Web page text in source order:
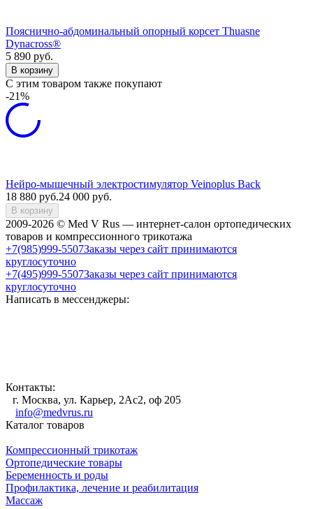
Пояснично-абдоминальный опорный корсет Thuasne
Dynacross®
5 890 руб.
В корзину
C этим товаром также покупают
-21%
Нейро-мышечный электростимулятор Veinoplus Back
18 880 руб.24 000 руб.
В корзину
2009-2026 © Med V Rus — интернет-салон ортопедических
товаров и компрессионного трикотажа
+7(985)999-5507Заказы через сайт принимаются
круглосуточно
+7(495)999-5507Заказы через сайт принимаются
круглосуточно
Написать в мессенджеры:
Контакты:
г. Москва, ул. Карьер, 2Ас2, оф 205
info@medvrus.ru
Каталог товаров
Компрессионный трикотаж
Ортопедические товары
Беременность и роды
Профилактика, лечение и реабилитация
Массаж